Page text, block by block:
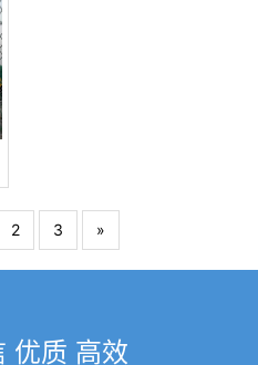
2 3 »
优质 高效